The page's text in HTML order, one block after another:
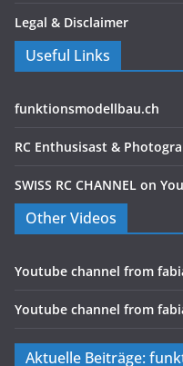
Legal & Disclaimer
Useful Links
funktionsmodellbau.ch
RC Enthusisast &
SWISS RC CHANNEL on
Other Videos
Youtube channel from
Youtube channel from
Aktuelle Beiträge: